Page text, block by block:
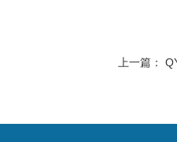
上一篇：